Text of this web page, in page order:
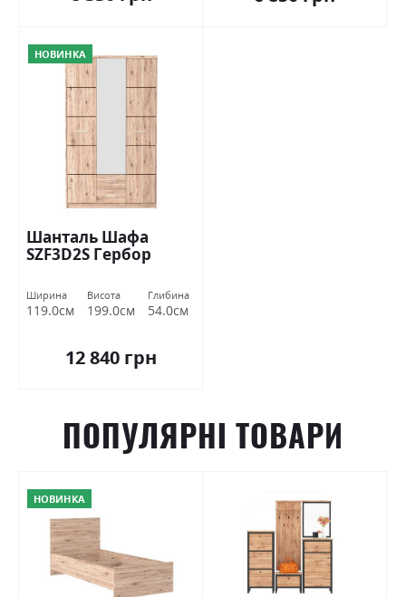
НОВИНКА
Шанталь Шафа
SZF3D2S Гербор
Ширина
119.0см
Висота
199.0см
Глибина
54.0см
12 840 грн
ПОПУЛЯРНІ ТОВАРИ
НОВИНКА